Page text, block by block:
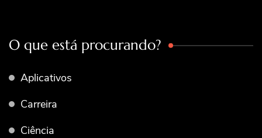
O que está procurando?
Aplicativos
Carreira
Ciência